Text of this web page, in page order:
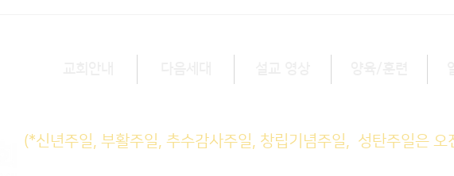
(*신년주일, 부활주일, 추수감사주일, 창립기념주일, 성탄주일은